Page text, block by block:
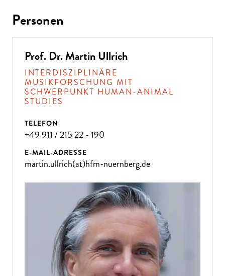
Personen
Prof. Dr. Martin Ullrich
INTERDISZIPLINÄRE
MUSIKFORSCHUNG MIT
SCHWERPUNKT HUMAN-ANIMAL
STUDIES
TELEFON
+49 911 / 215 22 - 190
E-MAIL-ADRESSE
martin.ullrich(at)hfm-nuernberg.de